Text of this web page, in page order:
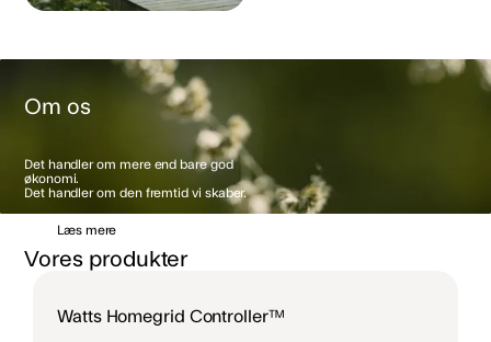
Om os
Det handler om mere end bare god
økonomi.
Det handler om den fremtid vi skaber.
Læs mere
Vores produkter
Watts Homegrid Controller™